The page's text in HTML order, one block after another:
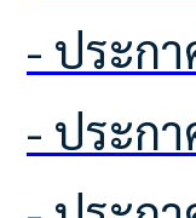
- ประ
- ประ